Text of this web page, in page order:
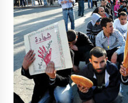
Le bouc de
5 ans ago
Le monstrueux
algérien)
5 ans ago